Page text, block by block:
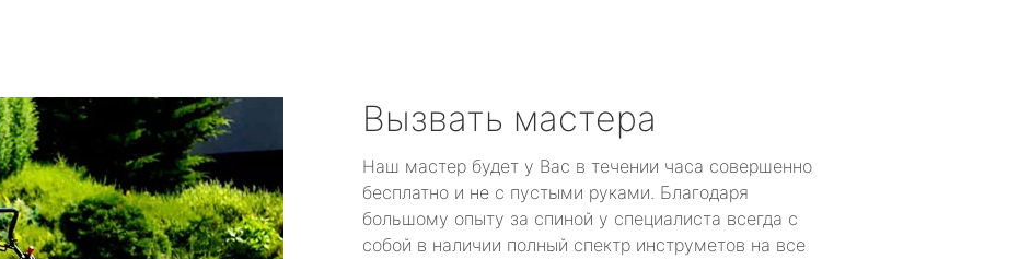
Вызвать мастера
Наш мастер будет у Вас в течении часа совершенно
бесплатно и не с пустыми руками. Благодаря
большому опыту за спиной у специалиста всегда с
собой в наличии полный спектр инструметов на все